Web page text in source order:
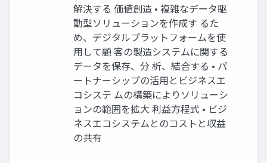
解決する 価値創造 • 複雑なデータ駆
動型ソリューションを作成す るた
め、デジタルプラットフォームを使
用して顧 客の製造システムに関する
データを保存、分 析、結合する • パ
ートナーシップの活用とビジネスエ
コシステ ムの構築によりソリューシ
ョンの範囲を拡大 利益方程式 • ビジ
ネスエコシステムとのコストと収益
の共有